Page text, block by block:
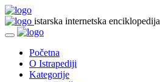
istarska internetska enciklopedija
Početna
O Istrapediji
Kategorije